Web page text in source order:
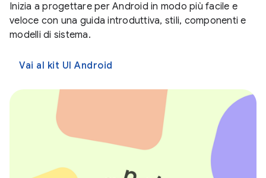
Inizia a progettare per Android in modo più facile e
veloce con una guida introduttiva, stili, componenti e
modelli di sistema.
Vai al kit UI Android